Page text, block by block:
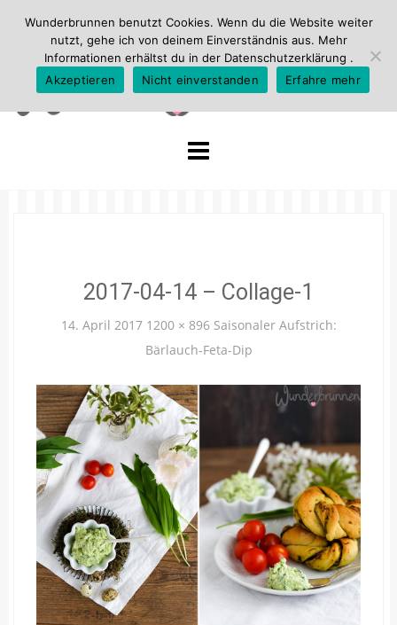
2017-04-14 – Collage-1
14. April 2017 1200 × 896 Saisonaler Aufstrich:
Bärlauch-Feta-Dip
Wunderbrunnen benutzt Cookies. Wenn du die Website weiter
nutzt, gehe ich von deinem Einverständnis aus. Mehr
Informationen erhältst du in der Datenschutzerklärung .
Akzeptieren
Nicht einverstanden Erfahre mehr